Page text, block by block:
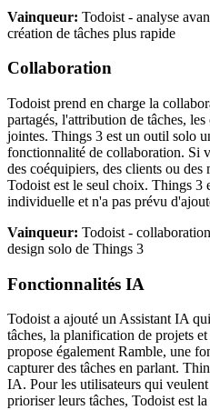
Vainqueur: Todoist - analyse
création de tâches plus rapide
Collaboration
Todoist prend en charge la
partagés, l'attribution de tâches,
jointes. Things 3 est un outil solo
fonctionnalité de collaboration. Si
des coéquipiers, des clients ou
Todoist est le seul choix. Things 3
individuelle et n'a pas prévu
Vainqueur: Todoist -
design solo de Things 3
Fonctionnalités IA
Todoist a ajouté un Assistant IA
tâches, la planification de projets
propose également Ramble, une
capturer des tâches en parlant.
IA. Pour les utilisateurs qui
prioriser leurs tâches, Todoist est